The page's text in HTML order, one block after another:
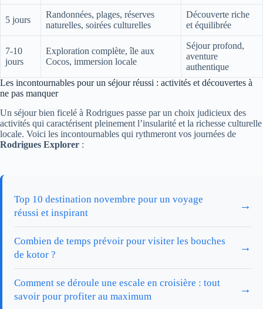
5 jours
Randonnées, plages, réserves
naturelles, soirées culturelles
Découverte riche
et équilibrée
7-10
jours
Exploration complète, île aux
Cocos, immersion locale
Séjour profond,
aventure
authentique
Les incontournables pour un séjour réussi : activités et découvertes à
ne pas manquer
Un séjour bien ficelé à Rodrigues passe par un choix judicieux des
activités qui caractérisent pleinement l’insularité et la richesse culturelle
locale. Voici les incontournables qui rythmeront vos journées de
Rodrigues Explorer :
Top 10 destination novembre pour un voyage
réussi et inspirant
→
Combien de temps prévoir pour visiter les bouches
de kotor ?
→
Comment se déroule une escale en croisière : tout
savoir pour profiter au maximum
→